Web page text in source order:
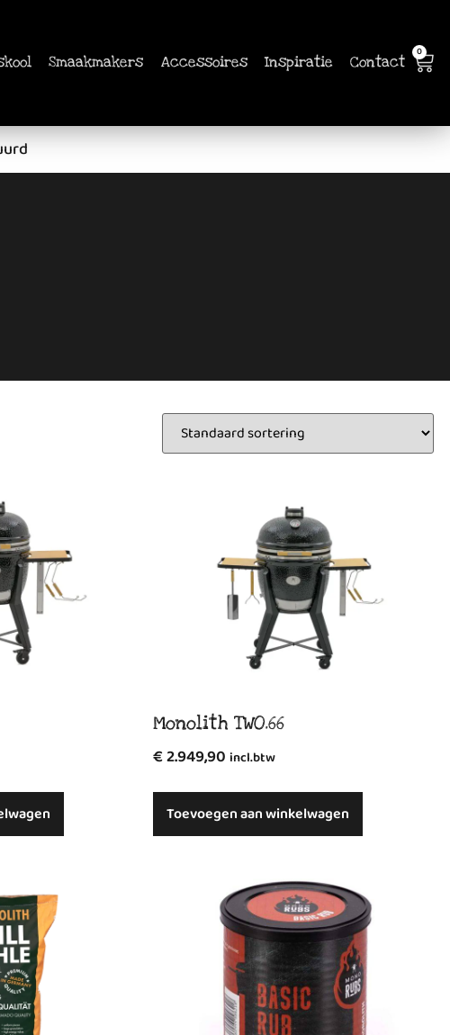
Smaakmakers Accessoires Inspiratie Contact
0
Monolith TWO.66
€2.949,90 incl.btw
Toevoegen aan winkelwagen